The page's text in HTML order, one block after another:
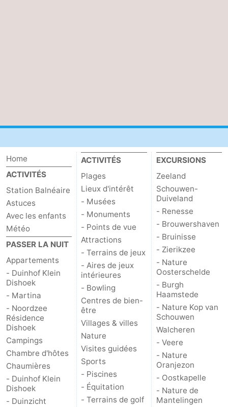
Oranjezon
Oostkapelle
-
Nature
de
Mantelingen
-
Domburg
-
Westkapelle
-
Zoutelande
-
Nature
Walcherse
bos
-
Vlissingen
-
Middelburg
Zeeuws-
Vlaanderen
-
Nieuwvliet
-
Sluis
-
Home
ACTIVITÉS
Station Balnéaire
Astuces
Avec les enfants
Météo
PASSER LA NUIT
Appartements
- Duinhof Klein
Dishoek
- Martina
- Noordzee
Résidence
Dishoek
Campings
Chambre d'hôtes
Chaumières
- Duinhof Klein
Dishoek
- Duinzicht
ACTIVITÉS
Plages
Lieux d'intérêt
- Musées
- Monuments
- Points de vue
Attractions
- Terrains de jeux
- Aires de jeux
intérieures
- Bowling
Centres de bien-
être
Villages & villes
Nature
Visites guidées
Sports
- Piscines
- Équitation
- Terrains de golf
EXCURSIONS
Zeeland
Schouwen-
Duiveland
- Renesse
- Brouwershaven
- Bruinisse
- Zierikzee
- Nature
Oosterschelde
- Burgh
Haamstede
- Nature Kop van
Schouwen
Walcheren
- Veere
- Nature
Oranjezon
- Oostkapelle
- Nature de
Mantelingen